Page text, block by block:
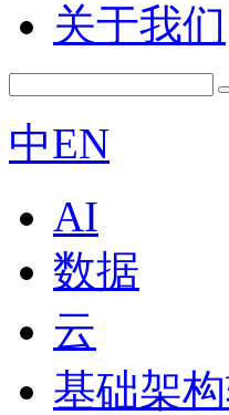
关于我们
中EN
AI
数据
云
基础架